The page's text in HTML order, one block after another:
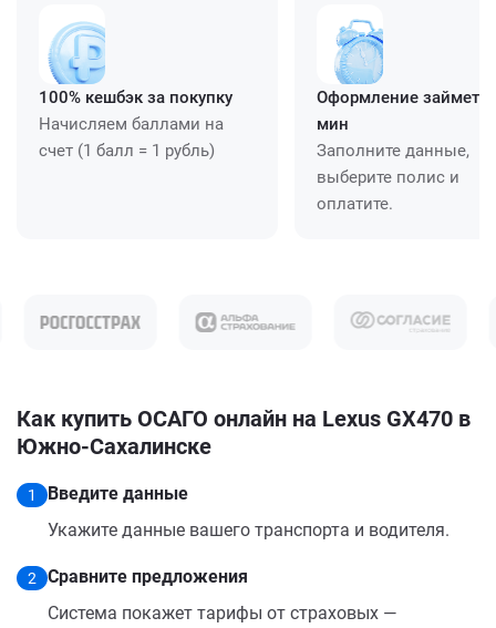
100% кешбэк за покупку
Начисляем баллами на
счет (1 балл = 1 рубль)
Оформление займет
мин
Заполните данные,
выберите полис и
оплатите.
Как купить ОСАГО онлайн на Lexus GX470 в
Южно-Сахалинске
1
Введите данные
Укажите данные вашего транспорта и водителя.
2
Сравните предложения
Система покажет тарифы от страховых —